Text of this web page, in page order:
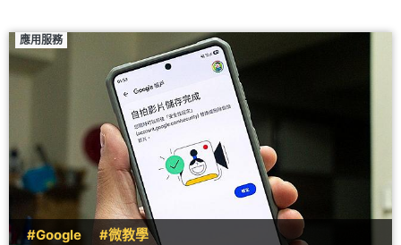
應用服務
#Google #微教學